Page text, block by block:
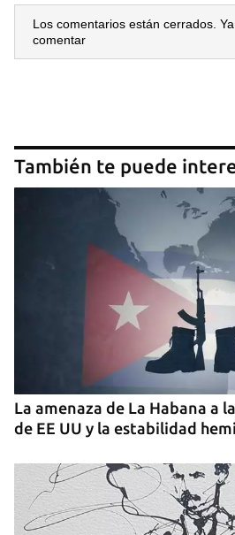
Guardar como favorito
Para poder guardar como
iniciar sesión con tu cuenta de
INICIAR SESIÓN
Los comentarios están cerrados.
comentar
También te puede
La amenaza de La Habana a
de EE UU y la estabilidad